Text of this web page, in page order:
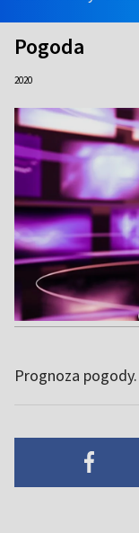
Pogoda
2020
Prognoza pogody.